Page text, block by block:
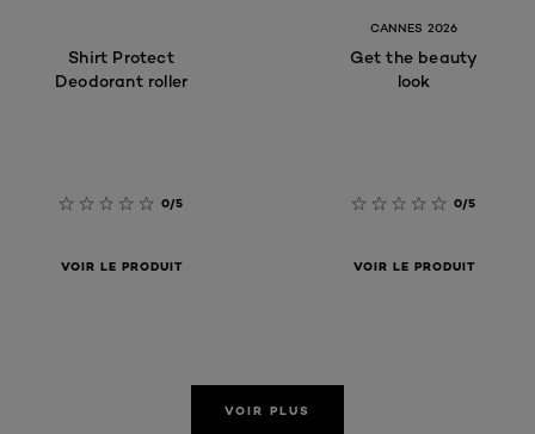
Shirt Protect
Deodorant roller
0/5
VOIR LE PRODUIT
CANNES 2026
Get the beauty
look
0/5
VOIR LE PRODUIT
VOIR PLUS